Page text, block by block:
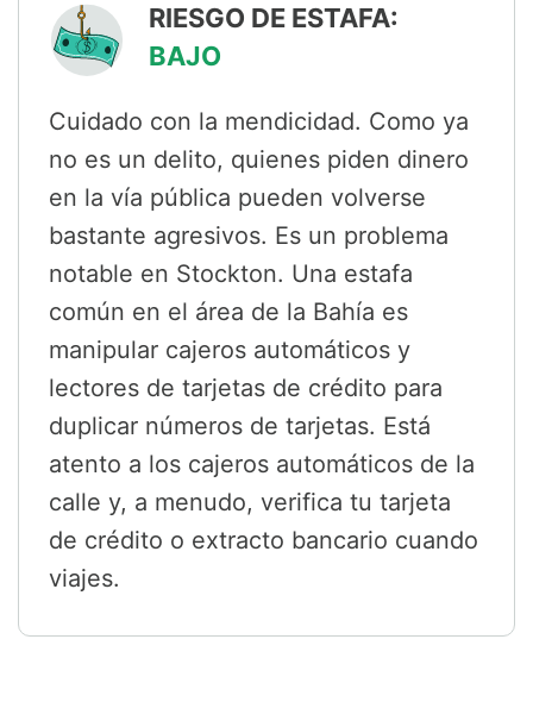
RIESGO DE ESTAFA:
BAJO
Cuidado con la mendicidad. Como ya
no es un delito, quienes piden dinero
en la vía pública pueden volverse
bastante agresivos. Es un problema
notable en Stockton. Una estafa
común en el área de la Bahía es
manipular cajeros automáticos y
lectores de tarjetas de crédito para
duplicar números de tarjetas. Está
atento a los cajeros automáticos de la
calle y, a menudo, verifica tu tarjeta
de crédito o extracto bancario cuando
viajes.